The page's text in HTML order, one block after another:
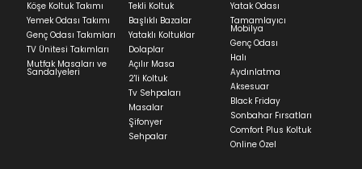
Yatak siparişlerinizin teslim süresi yaşadığınız şehre
ve ürünün stok durumuna göre ortalama 5-24 iş
günüdür.
Panel ve Döşeme grubu ürün siparişlerinizin teslim
süresi yaşadığınız şehre ve ürünün stok durumuna
göre ortalama 30-45 iş günüdür.
Siparişlerim bölümünden sürecinizi takip edebilirsiniz.
Sıkça Sorulan Sorularbölümünü ziyaret
Köşe Koltuk Takımı
Yemek Odası Takımı
Genç Odası Takımları
TV Ünitesi Takımları
Mutfak Masaları ve
Sandalyeleri
Tekli Koltuk
Başlıklı Bazalar
Yataklı Koltuklar
Dolaplar
Açılır Masa
2'li Koltuk
Tv Sehpaları
Masalar
Şifonyer
Sehpalar
Yatak Odası
Tamamlayıcı
Mobilya
Genç Odası
Halı
Aydınlatma
Aksesuar
Black Friday
Sonbahar Fırsatları
Comfort Plus Koltuk
Online Özel